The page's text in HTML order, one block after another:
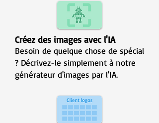
Créez des images avec l'IA
Besoin de quelque chose de spécial
? Décrivez-le simplement à notre
générateur d'images par l'IA.